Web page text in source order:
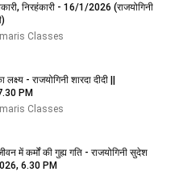
- 16/1/2026 (राजयोगिनी
Classes
- राजयोगिनी शारदा दीदी ||
PM
Classes
में कर्मों की गुह्य गति - राजयोगिनी सुदेश
7/2026, 6.30 PM